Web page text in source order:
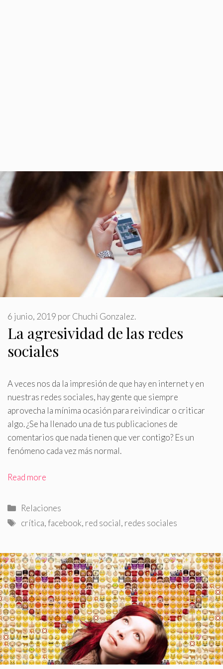
La agresividad de las redes
sociales
6 junio, 2019 por Chuchi Gonzalez.
A veces nos da la impresión de que hay en internet y en
nuestras redes sociales, hay gente que siempre
aprovecha la mínima ocasión para reivindicar o criticar
algo.¿Se ha llenado una de tus publicaciones de
comentarios que nada tienen que ver contigo? Es un
fenómeno cada vez más normal.
Read more
Categorías
Relaciones
Etiquetas
crítica,facebook, red social, redes sociales